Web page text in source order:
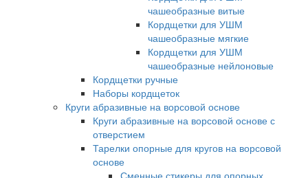
чашеобразные витые
Кордщетки для УШМ
чашеобразные мягкие
Кордщетки для УШМ
чашеобразные нейлоновые
Кордщетки ручные
Наборы кордщеток
Круги абразивные на ворсовой основе
Круги абразивные на ворсовой основе с
отверстием
Тарелки опорные для кругов на ворсовой
основе
Сменные стикеры для опорных